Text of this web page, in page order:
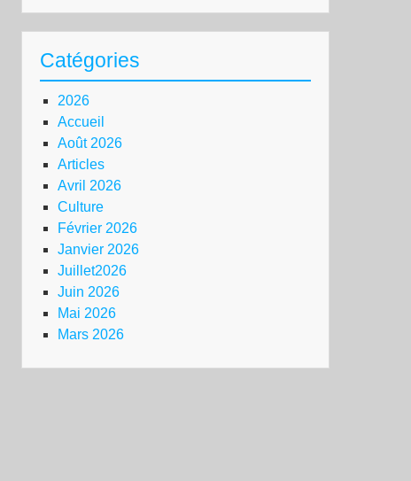
Catégories
2026
Accueil
Août 2026
Articles
Avril 2026
Culture
Février 2026
Janvier 2026
Juillet2026
Juin 2026
Mai 2026
Mars 2026